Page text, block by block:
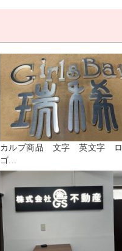
カルプ商品 文字 英文字 ロ
ゴ...